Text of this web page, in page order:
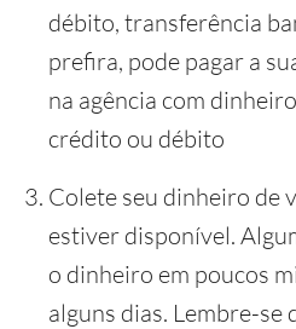
débito, transferência
prefira, pode pagar a
na agência com
crédito ou débito
Colete seu dinheiro de
estiver disponível.
o dinheiro em poucos
alguns dias. Lembre-se